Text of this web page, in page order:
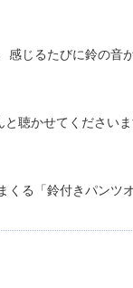
感じるたびに鈴の音
聴かせてください
くる「鈴付きパン